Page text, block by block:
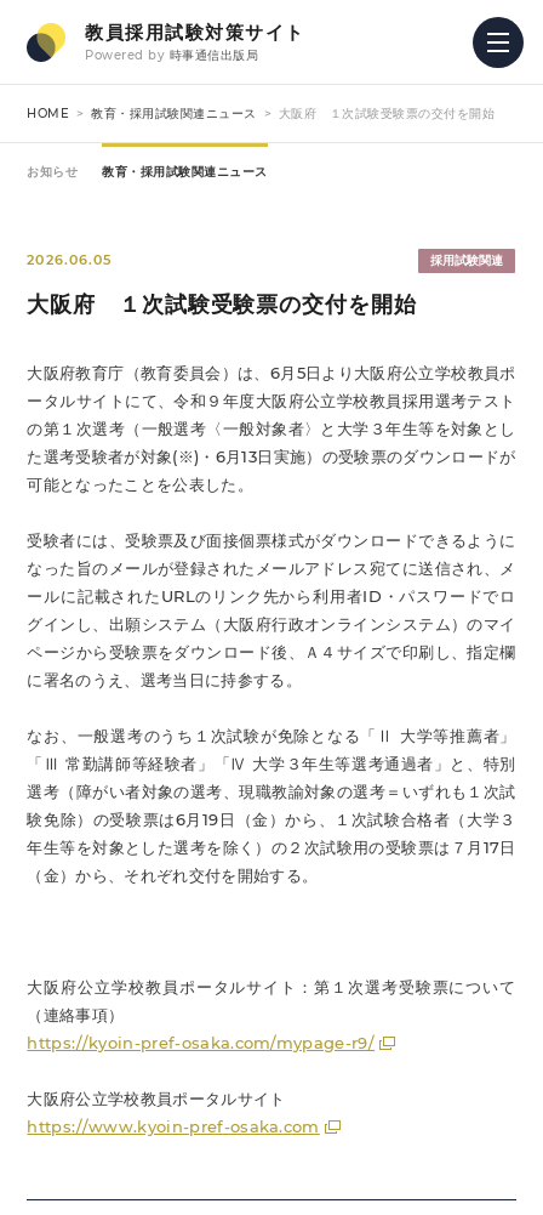
教員採用試験対策サイト
Powered by 時事通信出版局
HOME 教育・採用試験関連ニュース 大阪府 １次試験受験票の交付を開始
お知らせ 教育・採用試験関連ニュース
2026.06.05 採用試験関連
大阪府 １次試験受験票の交付を開始
大阪府教育庁（教育委員会）は、6月5日より大阪府公立学校教員ポ
ータルサイトにて、令和９年度大阪府公立学校教員採用選考テスト
の第１次選考（一般選考〈一般対象者〉と大学３年生等を対象とし
た選考受験者が対象(※)・6月13日実施）の受験票のダウンロードが
可能となったことを公表した。
受験者には、受験票及び面接個票様式がダウンロードできるように
なった旨のメールが登録されたメールアドレス宛てに送信され、メ
ールに記載されたURLのリンク先から利用者ID・パスワードでロ
グインし、出願システム（大阪府行政オンラインシステム）のマイ
ページから受験票をダウンロード後、Ａ４サイズで印刷し、指定欄
に署名のうえ、選考当日に持参する。
なお、一般選考のうち１次試験が免除となる「Ⅱ 大学等推薦者」
「Ⅲ 常勤講師等経験者」「Ⅳ 大学３年生等選考通過者」と、特別
選考（障がい者対象の選考、現職教諭対象の選考＝いずれも１次試
験免除）の受験票は6月19日（金）から、１次試験合格者（大学３
年生等を対象とした選考を除く）の２次試験用の受験票は７月17日
（金）から、それぞれ交付を開始する。
大阪府公立学校教員ポータルサイト：第１次選考受験票について
（連絡事項）
https://kyoin-pref-osaka.com/mypage-r9/
大阪府公立学校教員ポータルサイト
https://www.kyoin-pref-osaka.com